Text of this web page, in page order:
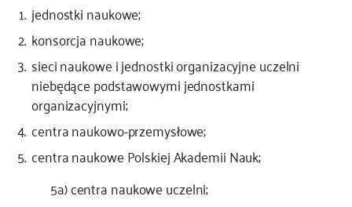
jednostki naukowe;
konsorcja naukowe;
sieci naukowe i jednostki organizacyjne uczelni
niebędące podstawowymi jednostkami
organizacyjnymi;
centra naukowo-przemysłowe;
centra naukowe Polskiej Akademii Nauk;
5a) centra naukowe uczelni;